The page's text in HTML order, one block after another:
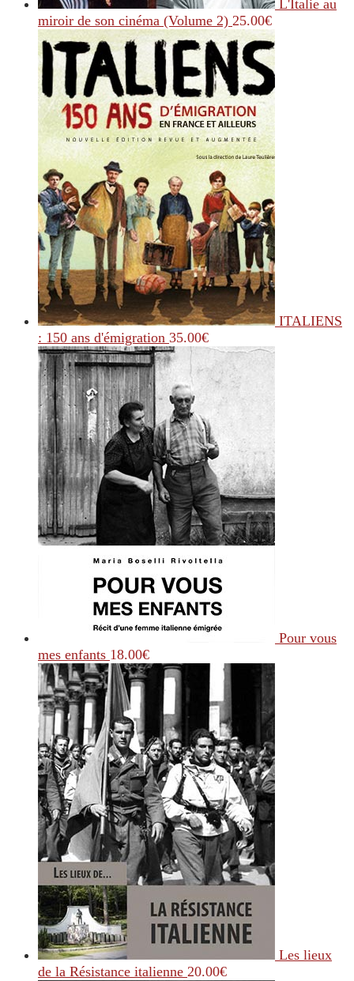
L'Italie au
miroir de son cinéma (Volume 2) 25.00€
ITALIENS
: 150 ans d'émigration 35.00€
Pour vous
mes enfants 18.00€
Les lieux
de la Résistance italienne 20.00€